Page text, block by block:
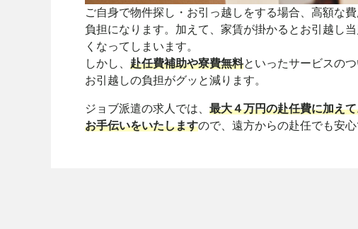
ご自身で物件探し・お引っ越しをする場合、高額な
負担になります。加えて、家賃が掛かるとお引越し
くなってしまいます。
しかし、 赴任費補助や寮費無料といったサービスのつ
お引越しの負担がグッと減ります。
ジョブ派遣の求人では、 最大４万円の赴任費に加え
お手伝いをいたしますので、遠方からの赴任でも安心